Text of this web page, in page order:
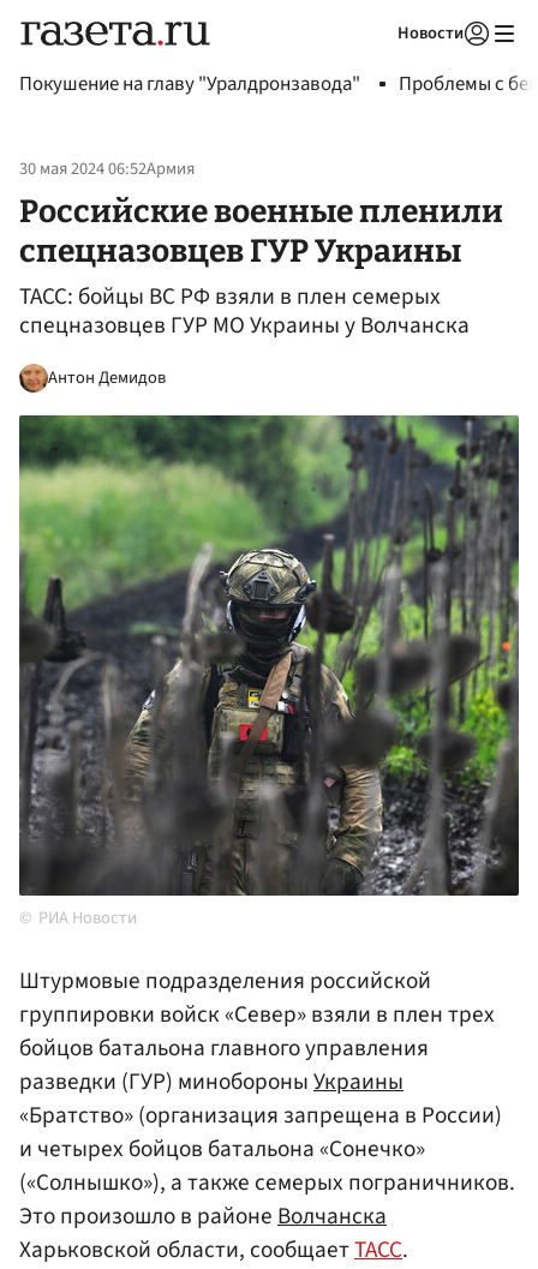
Новости
Покушение на главу "Уралдронзавода" Проблемы с
30 мая 2024 06:52Армия
Российские военные пленили
спецназовцев ГУР Украины
ТАСС: бойцы ВС РФ взяли в плен семерых
спецназовцев ГУР МО Украины у Волчанска
Антон Демидов
РИА Новости
Штурмовые подразделения российской
группировки войск «Север» взяли в плен трех
бойцов батальона главного управления
разведки (ГУР) минобороныУкраины
«Братство» (организация запрещена в России)
и четырех бойцов батальона «Сонечко»
(«Солнышко»), а также семерых пограничников.
Это произошло в районеВолчанска
Харьковской области, сообщаетТАСС.